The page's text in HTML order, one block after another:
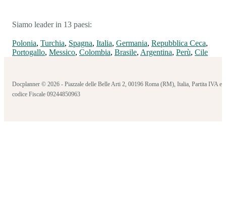
Siamo leader in 13 paesi:
Polonia, Turchia, Spagna, Italia, Germania, Repubblica Ceca,
Portogallo, Messico, Colombia, Brasile, Argentina, Perù, Cile
Docplanner © 2026 - Piazzale delle Belle Arti 2, 00196 Roma (RM), Italia, Partita IVA e
codice Fiscale 09244850963